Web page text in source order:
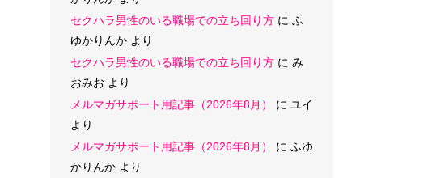
セクハラ男性のいる職場での立ち回り方 に ふ
ゆかりんか より
セクハラ男性のいる職場での立ち回り方 に み
おみお より
メルマガサポート用記事（2026年8月）
に ユイ
より
メルマガサポート用記事（2026年8月）
に ふゆ
かりんか より